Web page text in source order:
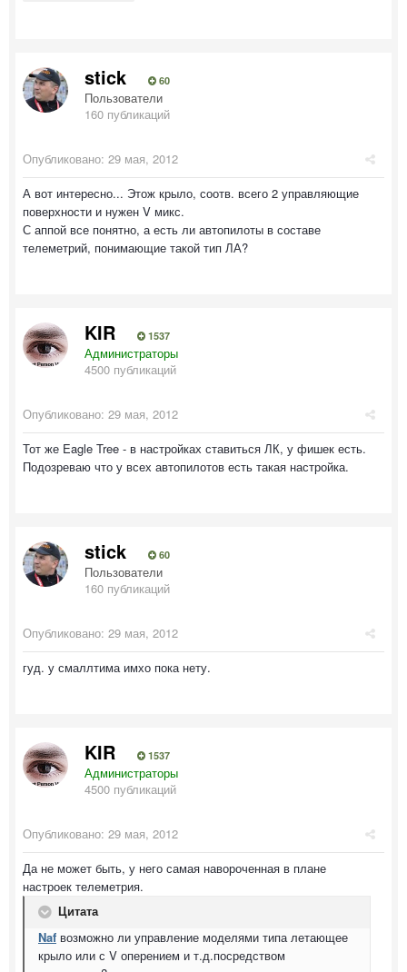
stick 60
Пользователи
160 публикаций
Опубликовано: 29 мая, 2012
А вот интересно... Этож крыло, соотв. всего 2 управляющие
поверхности и нужен V микс.
С аппой все понятно, а есть ли автопилоты в составе
телеметрий, понимающие такой тип ЛА?
KIR 1537
Администраторы
4500 публикаций
Опубликовано: 29 мая, 2012
Тот же Eagle Tree - в настройках ставиться ЛК, у фишек есть.
Подозреваю что у всех автопилотов есть такая настройка.
stick 60
Пользователи
160 публикаций
Опубликовано: 29 мая, 2012
гуд. у смаллтима имхо пока нету.
KIR 1537
Администраторы
4500 публикаций
Опубликовано: 29 мая, 2012
Да не может быть, у него самая навороченная в плане
настроек телеметрия.
Цитата
Naf возможно ли управление моделями типа летающее
крыло или с V оперением и т.д.посредством